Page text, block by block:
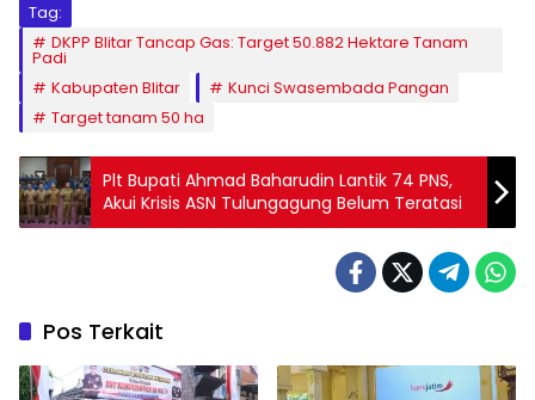
Tag:
DKPP Blitar Tancap Gas: Target 50.882 Hektare Tanam
Padi
Kabupaten Blitar
Kunci Swasembada Pangan
Target tanam 50 ha
Plt Bupati Ahmad Baharudin Lantik 74 PNS,
Akui Krisis ASN Tulungagung Belum Teratasi
Pos Terkait